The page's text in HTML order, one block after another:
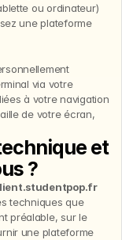
ou ordinateur)
une plateforme
via votre
à votre navigation
de votre écran,
et
?
techniques que
préalable, sur le
une plateforme